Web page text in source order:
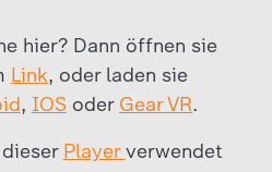
hier? Dann öffnen sie
Link, oder laden sie
, IOSoder Gear VR.
Playerverwendet